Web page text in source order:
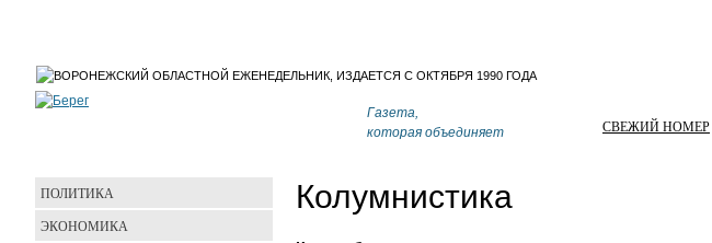
Газета,
которая объединяет
СВЕЖИЙ НОМЕР
Колумнистика
ПОЛИТИКА
ЭКОНОМИКА